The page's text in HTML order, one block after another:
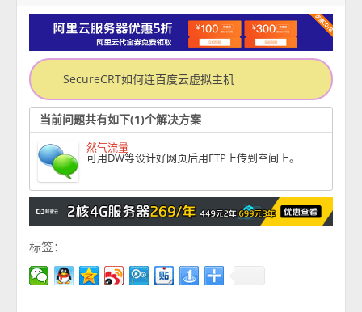
SecureCRT如何连百度云虚拟主机
当前问题共有如下(1)个解决方案
然气流量
可用DW等设计好网页后用FTP上传到空间上。
标签：